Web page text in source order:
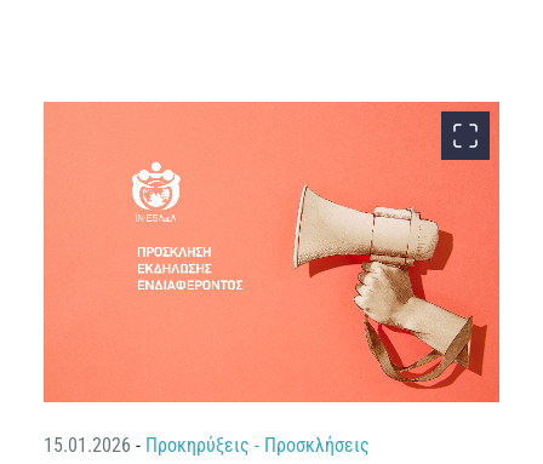
15.01.2026 - Προκηρύξεις - Προσκλήσεις